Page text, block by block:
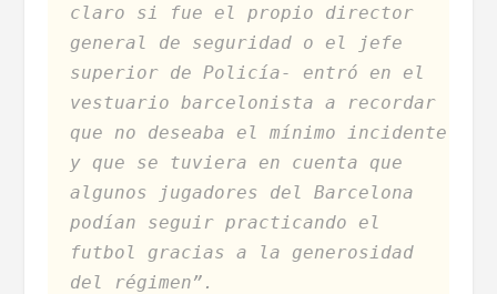
claro si fue el propio director
general de seguridad o el jefe
superior de Policía- entró en el
vestuario barcelonista a recordar
que no deseaba el mínimo incidente
y que se tuviera en cuenta que
algunos jugadores del Barcelona
podían seguir practicando el
futbol gracias a la generosidad
del régimen”.